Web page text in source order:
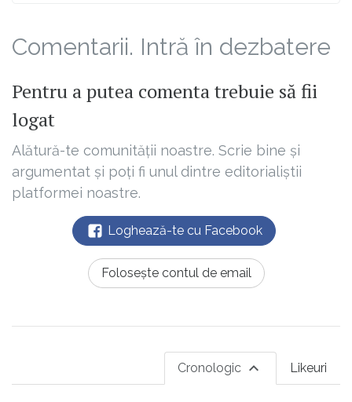
Comentarii. Intră în dezbatere
Pentru a putea comenta trebuie să fii
logat
Alătură-te comunității noastre. Scrie bine și
argumentat și poți fi unul dintre editorialiștii
platformei noastre.
Loghează-te cu Facebook
Folosește contul de email
Likeuri
Cronologic